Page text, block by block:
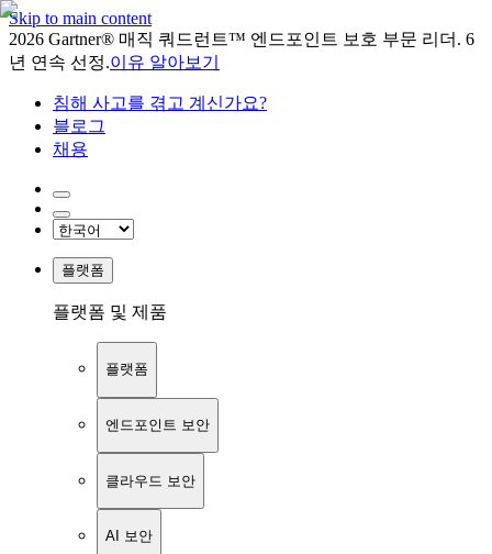
Skip to main content
2026 Gartner® 매직 쿼드런트™ 엔드포인트 보호 부문 리더. 6
년 연속 선정.이유 알아보기
침해 사고를 겪고 계신가요?
블로그
채용
플랫폼
플랫폼 및 제품
플랫폼
엔드포인트 보안
클라우드 보안
AI 보안